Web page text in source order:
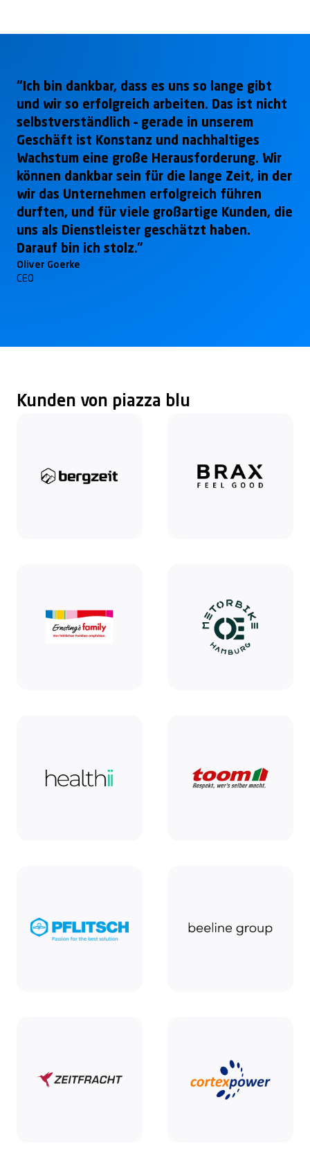
“Ich bin dankbar, dass es uns so lange gibt
und wir so erfolgreich arbeiten. Das ist nicht
selbstverständlich – gerade in unserem
Geschäft ist Konstanz und nachhaltiges
Wachstum eine große Herausforderung. Wir
können dankbar sein für die lange Zeit, in der
wir das Unternehmen erfolgreich führen
durften, und für viele großartige Kunden, die
uns als Dienstleister geschätzt haben.
Darauf bin ich stolz.”
Oliver Goerke
CEO
Kunden von piazza blu